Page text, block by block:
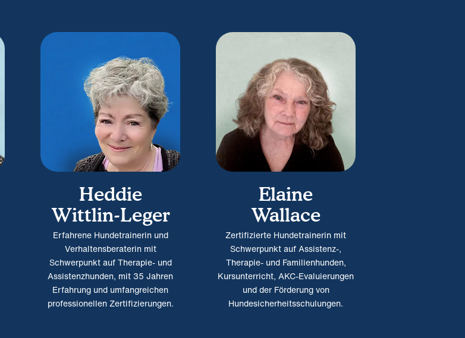
Heddie
Wittlin-Leger
Erfahrene Hundetrainerin und
Verhaltensberaterin mit
Schwerpunkt auf Therapie- und
Assistenzhunden, mit 35 Jahren
Erfahrung und umfangreichen
professionellen Zertifizierungen.
Elaine
Wallace
Zertifizierte Hundetrainerin mit
Schwerpunkt auf Assistenz-,
Therapie- und Familienhunden,
Kursunterricht, AKC-Evaluierungen
und der Förderung von
Hundesicherheitsschulungen.